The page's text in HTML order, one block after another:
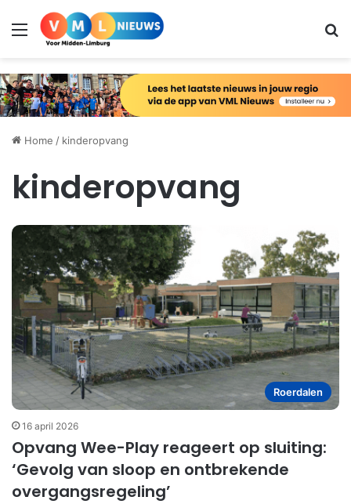
Menu
Home / kinderopvang
kinderopvang
Roerdalen
16 april 2026
Opvang Wee-Play reageert op sluiting:
‘Gevolg van sloop en ontbrekende
overgangsregeling’